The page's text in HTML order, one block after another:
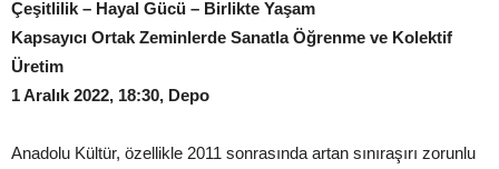
Çeşitlilik – Hayal Gücü – Birlikte Yaşam
Kapsayıcı Ortak Zeminlerde Sanatla Öğrenme ve Kolektif
Üretim
1 Aralık 2022, 18:30, Depo
Anadolu Kültür, özellikle 2011 sonrasında artan sınıraşırı zorunlu